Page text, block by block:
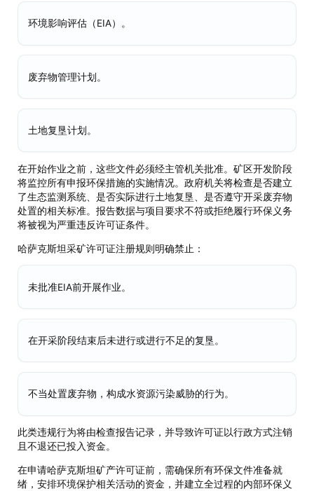
环境影响评估（EIA）。
废弃物管理计划。
土地复垦计划。
在开始作业之前，这些文件必须经主管机关批准。矿区开发阶段
将监控所有申报环保措施的实施情况。政府机关将检查是否建立
了生态监测系统、是否实际进行土地复垦、是否遵守开采废弃物
处置的相关标准。报告数据与项目要求不符或拒绝履行环保义务
将被视为严重违反许可证条件。
哈萨克斯坦采矿许可证注册规则明确禁止：
未批准EIA前开展作业。
在开采阶段结束后未进行或进行不足的复垦。
不当处置废弃物，构成水资源污染威胁的行为。
此类违规行为将由检查报告记录，并导致许可证以行政方式注销
且不退还已投入资金。
在申请哈萨克斯坦矿产许可证前，需确保所有环保文件准备就
绪，安排环境保护相关活动的资金，并建立全过程的内部环保义